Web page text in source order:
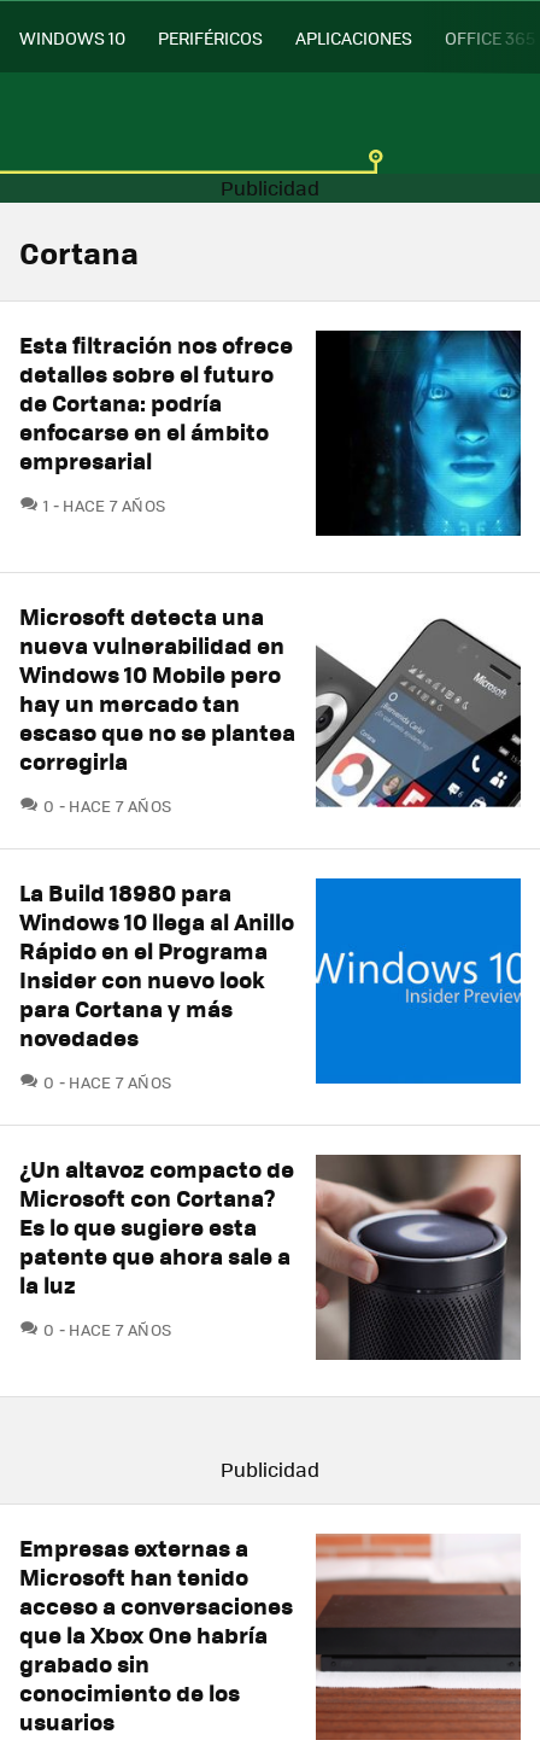
WINDOWS 10 PERIFÉRICOS APLICACIONES OFFICE 365
Cortana
Esta filtración nos ofrece
detalles sobre el futuro
de Cortana: podría
enfocarse en el ámbito
empresarial
1 COMENTARIOS
HACE 7 AÑOS
Microsoft detecta una
nueva vulnerabilidad en
Windows 10 Mobile pero
hay un mercado tan
escaso que no se plantea
corregirla
0 COMENTARIOS
HACE 7 AÑOS
La Build 18980 para
Windows 10 llega al Anillo
Rápido en el Programa
Insider con nuevo look
para Cortana y más
novedades
0 COMENTARIOS
HACE 7 AÑOS
¿Un altavoz compacto de
Microsoft con Cortana?
Es lo que sugiere esta
patente que ahora sale a
la luz
0 COMENTARIOS
HACE 7 AÑOS
Empresas externas a
Microsoft han tenido
acceso a conversaciones
que la Xbox One habría
grabado sin
conocimiento de los
usuarios